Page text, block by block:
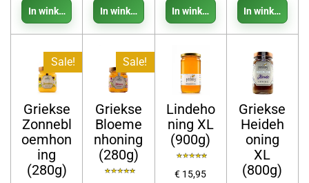
In winkelwagen In winkelwagen In winkelwagen In
Sale!
Griekse
Zonnebl
oemhon
ing
(280g)
Sale!
Griekse
Bloeme
nhoning
(280g)
Lindeho
ning XL
(900g)
€ 15,95
Griekse
Heideh
oning
XL
(800g)